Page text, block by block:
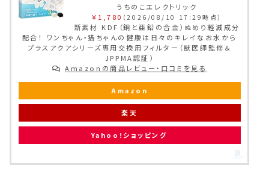
うちのこエレクトリック
￥1,780 （2026/08/10 17:29時点）
新素材 KDF（銅と亜鉛の合金）ぬめり軽減成分
配合！ ワンちゃん・猫ちゃんの健康は日々のキレイなお水から
プラスアクアシリーズ専用交換用フィルター（獣医師監修＆
JPPMA認証）
Amazonの商品レビュー・口コミを見る
Amazon
楽天
Yahoo!ショッピング